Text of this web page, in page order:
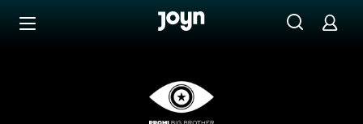
Zum Inhalt springen
Tag 4: Rafis Ausraster und